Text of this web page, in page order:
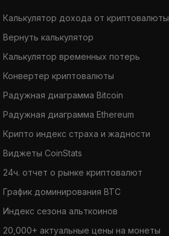
Калькулятор дохода от криптовалюты
Вернуть калькулятор
Калькулятор временных потерь
Конвертер криптовалюты
Радужная диаграмма Bitcoin
Радужная диаграмма Ethereum
Крипто индекс страха и жадности
Виджеты CoinStats
24ч. отчет о рынке криптовалют
График доминирования BTC
Индекс сезона альткоинов
20,000+ актуальные цены на монеты